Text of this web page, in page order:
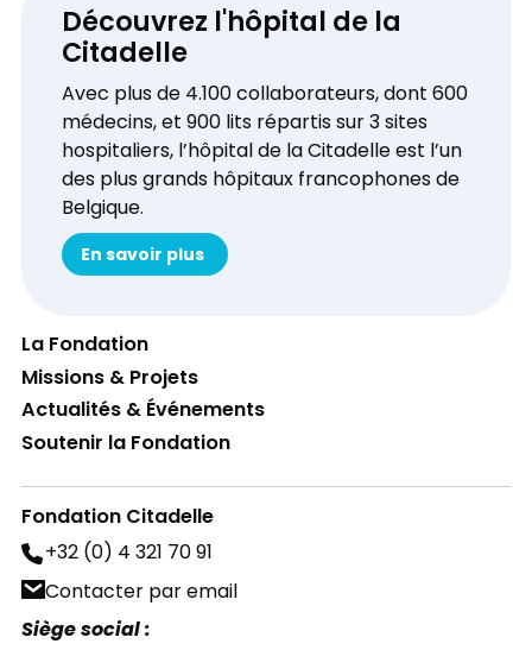
Découvrez l'hôpital de la
Citadelle
Avec plus de 4.100 collaborateurs, dont 600
médecins, et 900 lits répartis sur 3 sites
hospitaliers, l’hôpital de la Citadelle est l’un
des plus grands hôpitaux francophones de
Belgique.
En savoir plus
La Fondation
Missions & Projets
Actualités & Événements
Soutenir la Fondation
Fondation Citadelle
+32 (0) 4 321 70 91
Contacter par email
Siège social :